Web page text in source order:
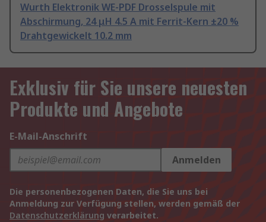
Wurth Elektronik WE-PDF Drosselspule mit
Abschirmung, 24 μH 4.5 A mit Ferrit-Kern ±20 %
Drahtgewickelt 10.2 mm
Exklusiv für Sie unsere neuesten
Produkte und Angebote
E-Mail-Anschrift
Anmelden
Die personenbezogenen Daten, die Sie uns bei
Anmeldung zur Verfügung stellen, werden gemäß der
Datenschutzerklärung verarbeitet.